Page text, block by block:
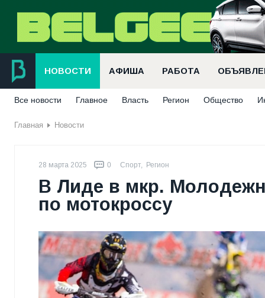
НОВОСТИ АФИША РАБОТА
Все новости Главное Власть Регион Общество
Главная Новости
28 марта 2025 0 Спорт, Регион
В Лиде в мкр.
по мотокроссу